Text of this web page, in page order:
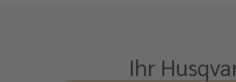
Ihr